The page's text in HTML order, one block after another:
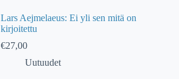
Lars Aejmelaeus: Ei yli sen mitä on
kirjoitettu
€27,00
Uutuudet